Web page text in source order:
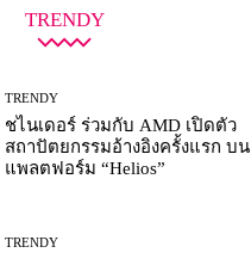
TRENDY
TRENDY
ชไนเดอร์ ร่วมกับ AMD เปิดตัว
สถาปัตยกรรมอ้างอิงครั้งแรก บน
แพลตฟอร์ม “Helios”
TRENDY